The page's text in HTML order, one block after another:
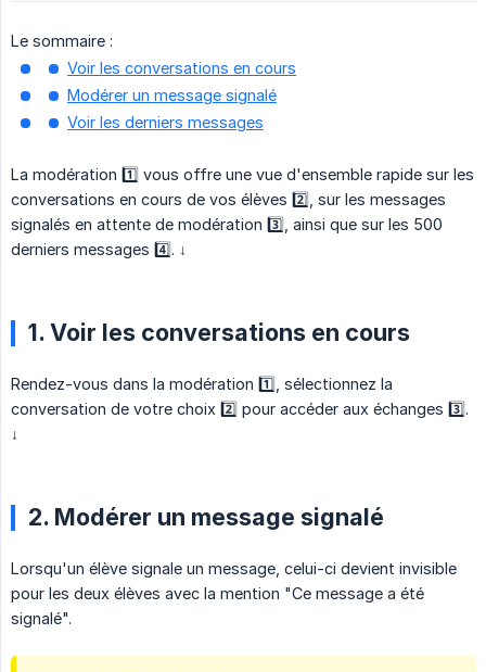
Le sommaire :
Voir les conversations en cours
Modérer un message signalé
Voir les derniers messages
La modération 1️⃣ vous offre une vue d'ensemble rapide sur les
conversations en cours de vos élèves 2️⃣, sur les messages
signalés en attente de modération 3️⃣, ainsi que sur les 500
derniers messages 4️⃣. ↓
1. Voir les conversations en cours
Rendez-vous dans la modération 1️⃣, sélectionnez la
conversation de votre choix 2️⃣ pour accéder aux échanges 3️⃣.
↓
2. Modérer un message signalé
Lorsqu'un élève signale un message, celui-ci devient invisible
pour les deux élèves avec la mention "Ce message a été
signalé".